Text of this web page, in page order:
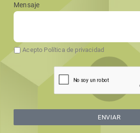
Mensaje
Acepto Política de privacidad
ENVIAR